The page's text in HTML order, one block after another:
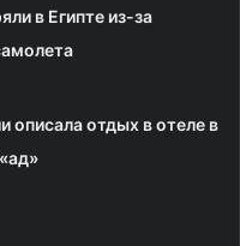
в Египте из-за
описала отдых в отеле в